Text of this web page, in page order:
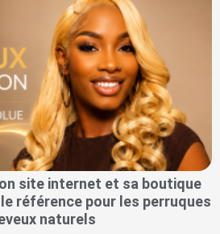
site internet et sa boutique
référence pour les perruques
naturels